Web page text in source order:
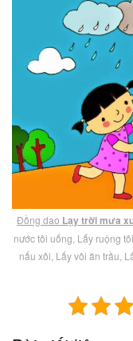
Đồng dao Lạy trời mưa
nước tôi uống, Lấy ruộng
nấu xôi, Lấy vôi ăn trầu,